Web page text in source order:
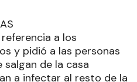
a los
y pidió a las personas
de la casa
a infectar al resto de la